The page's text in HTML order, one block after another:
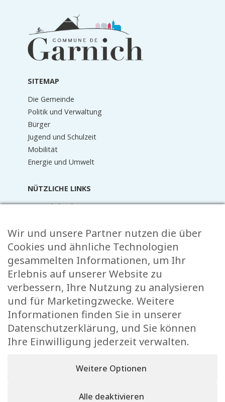
Informationen
Fußzeile
SITEMAP
Die Gemeinde
Politik und Verwaltung
Bürger
Jugend und Schulzeit
Mobilität
Energie und Umwelt
NÜTZLICHE LINKS
Terminkalender
Mediathek
Raider Online
Formulare
FAQ
KONTAKT
Rue de l’École 15,
, L-8353 Garnich
Wir und unsere Partner nutzen die über
Cookies und ähnliche Technologien
gesammelten Informationen, um Ihr
Erlebnis auf unserer Website zu
verbessern, Ihre Nutzung zu analysieren
und für Marketingzwecke. Weitere
Informationen finden Sie in unserer
Datenschutzerklärung, und Sie können
Ihre Einwilligung jederzeit verwalten.
Weitere Optionen
Alle deaktivieren